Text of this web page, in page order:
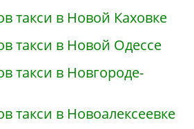
такси в Новой Каховке
такси в Новой Одессе
такси в Новгороде-
такси в Новоалексеевке